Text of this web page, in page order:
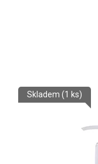
Skladem (1 ks)